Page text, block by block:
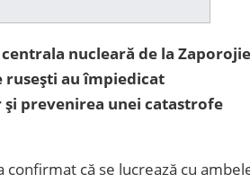
nucleară de la
rusești au împiedicat
prevenirea unei catastrofe
confirmat că se lucrează cu